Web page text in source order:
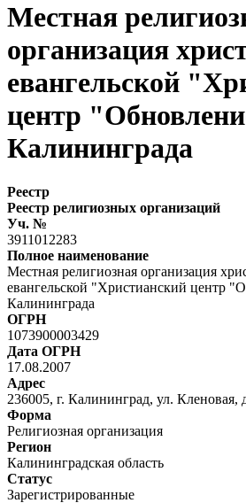
Местная
организация
евангельской
центр
Калининграда
Реестр
Реестр религиозных организаций
Уч. №
3911012283
Полное наименование
Местная религиозная организация
евангельской "Христианский центр
Калининграда
ОГРН
1073900003429
Дата ОГРН
17.08.2007
Адрес
236005, г. Калининград, ул. Кленовая,
Форма
Религиозная организация
Регион
Калининградская область
Статус
Зарегистрированные